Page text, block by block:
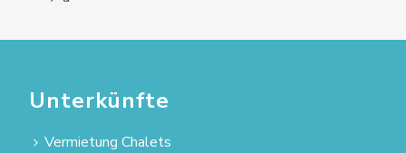
Unterkünfte
Vermietung Chalets